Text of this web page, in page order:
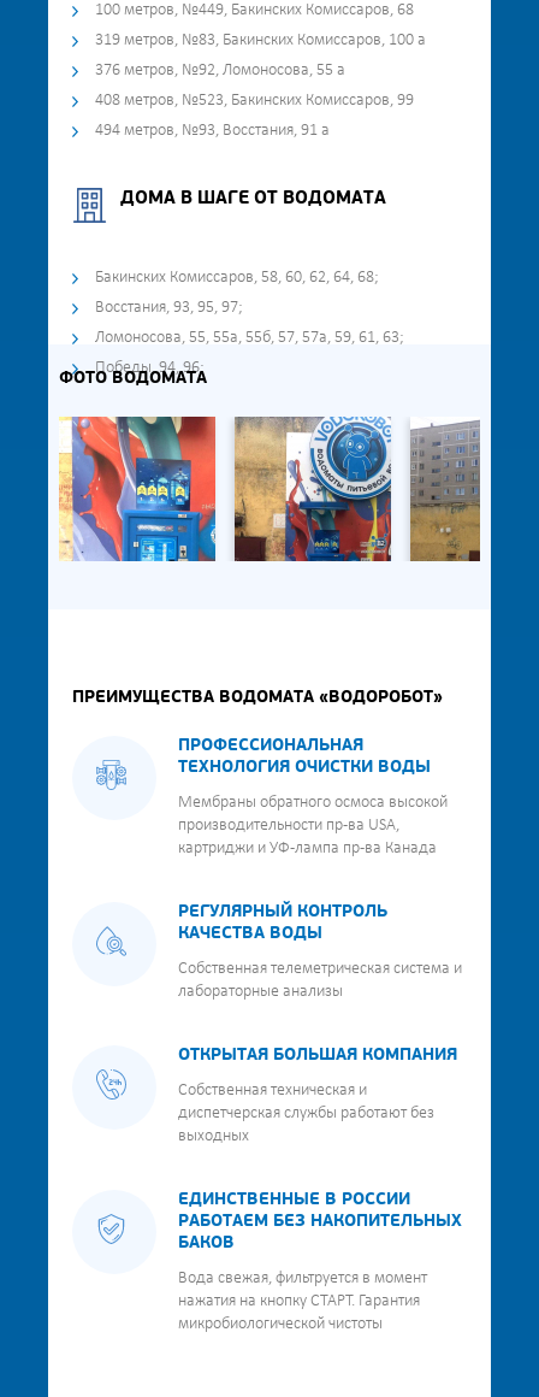
100 метров, №449, Бакинских Комиссаров, 68
319 метров, №83, Бакинских Комиссаров, 100 а
376 метров, №92, Ломоносова, 55 а
408 метров, №523, Бакинских Комиссаров, 99
494 метров, №93, Восстания, 91 а
ДОМА В ШАГЕ ОТ ВОДОМАТА
Бакинских Комиссаров, 58, 60, 62, 64, 68;
Восстания, 93, 95, 97;
Ломоносова, 55, 55а, 55б, 57, 57а, 59, 61, 63;
Победы, 94, 96;
ФОТО ВОДОМАТА
ПРЕИМУЩЕСТВА ВОДОМАТА «ВОДОРОБОТ»
ПРОФЕССИОНАЛЬНАЯ
ТЕХНОЛОГИЯ ОЧИСТКИ ВОДЫ
Мембраны обратного осмоса высокой
производительности пр-ва USA,
картриджи и УФ-лампа пр-ва Канада
РЕГУЛЯРНЫЙ КОНТРОЛЬ
КАЧЕСТВА ВОДЫ
Собственная телеметрическая система и
лабораторные анализы
ОТКРЫТАЯ БОЛЬШАЯ КОМПАНИЯ
Собственная техническая и
диспетчерская службы работают без
выходных
ЕДИНСТВЕННЫЕ В РОССИИ
РАБОТАЕМ БЕЗ НАКОПИТЕЛЬНЫХ
БАКОВ
Вода свежая, фильтруется в момент
нажатия на кнопку СТАРТ. Гарантия
микробиологической чистоты